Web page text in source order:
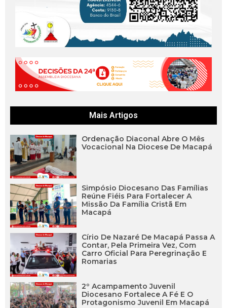
Mais Artigos
Ordenação Diaconal Abre O Mês
Vocacional Na Diocese De Macapá
Simpósio Diocesano Das Famílias
Reúne Fiéis Para Fortalecer A
Missão Da Família Cristã Em
Macapá
Círio De Nazaré De Macapá Passa A
Contar, Pela Primeira Vez, Com
Carro Oficial Para Peregrinação E
Romarias
2º Acampamento Juvenil
Diocesano Fortalece A Fé E O
Protagonismo Juvenil Em Macapá